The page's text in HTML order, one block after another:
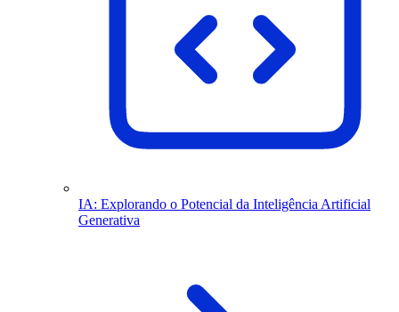
IA: Explorando o Potencial da Inteligência Artificial
Generativa